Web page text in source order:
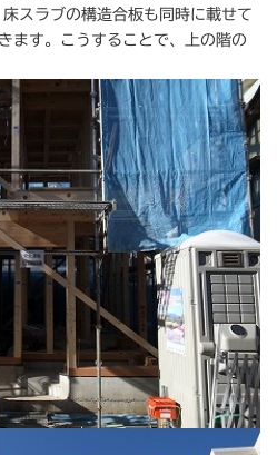
スラブの構造合板も同時に載せて
ます。こうすることで、上の階の